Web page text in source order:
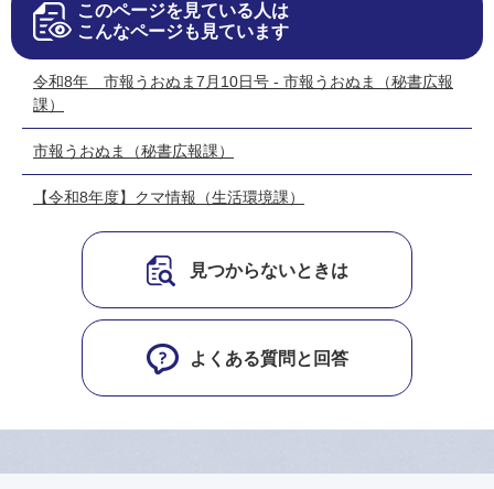
このページを見ている人は
こんなページも見ています
令和8年 市報うおぬま7月10日号 - 市報うおぬま（秘書広報
課）
市報うおぬま（秘書広報課）
【令和8年度】クマ情報（生活環境課）
見つからないときは
よくある質問と回答